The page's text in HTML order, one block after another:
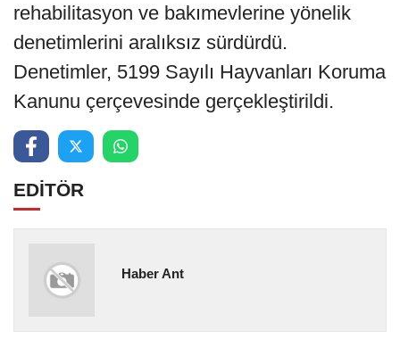
rehabilitasyon ve bakımevlerine yönelik
denetimlerini aralıksız sürdürdü.
Denetimler, 5199 Sayılı Hayvanları Koruma
Kanunu çerçevesinde gerçekleştirildi.
EDİTÖR
Haber Ant